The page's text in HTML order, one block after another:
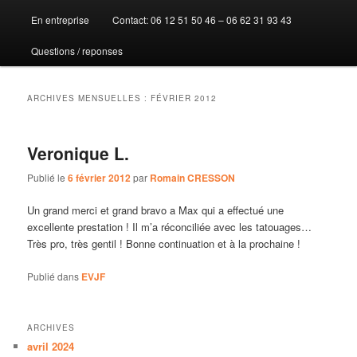
au
contenu
principal
au
contenu
secondaire
En entreprise Contact: 06 12 51 50 46 – 06 62 31 93 43
Questions / reponses
ARCHIVES MENSUELLES : FÉVRIER 2012
Veronique L.
Publié le6 février 2012par Romain CRESSON
Un grand merci et grand bravo a Max qui a effectué une
excellente prestation ! Il m’a réconciliée avec les tatouages…
Très pro, très gentil ! Bonne continuation et à la prochaine !
Publié dans EVJF
ARCHIVES
avril 2024